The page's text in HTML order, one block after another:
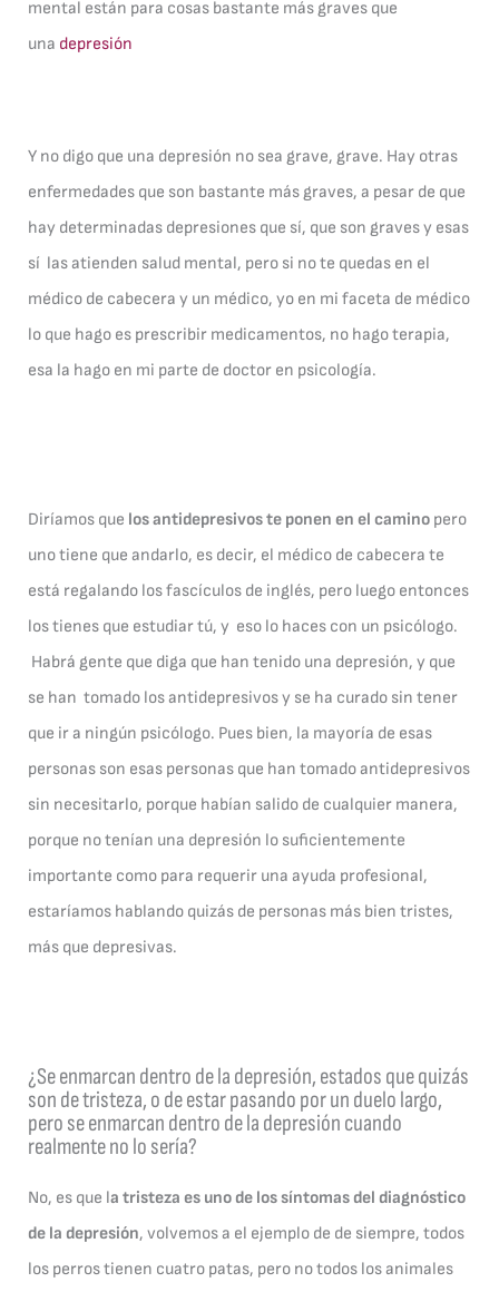
mental están para cosas bastante más graves que
una depresión
Y no digo que una depresión no sea grave, grave. Hay otras
enfermedades que son bastante más graves, a pesar de que
hay determinadas depresiones que sí, que son graves y esas
sí las atienden salud mental, pero si no te quedas en el
médico de cabecera y un médico, yo en mi faceta de médico
lo que hago es prescribir medicamentos, no hago terapia,
esa la hago en mi parte de doctor en psicología.
Diríamos que los antidepresivos te ponen en el camino pero
uno tiene que andarlo, es decir, el médico de cabecera te
está regalando los fascículos de inglés, pero luego entonces
los tienes que estudiar tú, y eso lo haces con un psicólogo.
Habrá gente que diga que han tenido una depresión, y que
se han tomado los antidepresivos y se ha curado sin tener
que ir a ningún psicólogo. Pues bien, la mayoría de esas
personas son esas personas que han tomado antidepresivos
sin necesitarlo, porque habían salido de cualquier manera,
porque no tenían una depresión lo suficientemente
importante como para requerir una ayuda profesional,
estaríamos hablando quizás de personas más bien tristes,
más que depresivas.
¿Se enmarcan dentro de la depresión, estados que quizás
son de tristeza, o de estar pasando por un duelo largo,
pero se enmarcan dentro de la depresión cuando
realmente no lo sería?
No, es que la tristeza es uno de los síntomas del diagnóstico
de la depresión, volvemos a el ejemplo de de siempre, todos
los perros tienen cuatro patas, pero no todos los animales